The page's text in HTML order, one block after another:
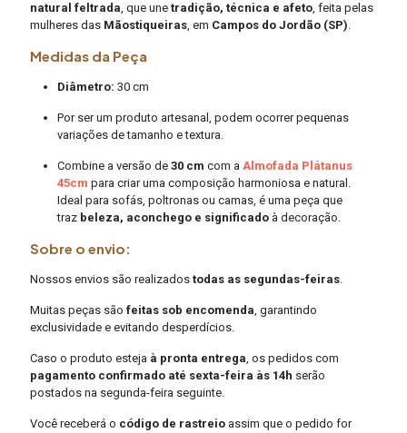
natural feltrada, que une tradição, técnica e afeto, feita pelas
mulheres das Mãostiqueiras, em Campos do Jordão (SP).
Medidas da Peça
Diâmetro: 30 cm
Por ser um produto artesanal, podem ocorrer pequenas
variações de tamanho e textura.
Combine a versão de 30 cm com a Almofada Plátanus
45cm para criar uma composição harmoniosa e natural.
Ideal para sofás, poltronas ou camas, é uma peça que
traz beleza, aconchego e significado à decoração.
Sobre o envio:
Nossos envios são realizados todas as segundas-feiras.
Muitas peças são feitas sob encomenda, garantindo
exclusividade e evitando desperdícios.
Caso o produto esteja à pronta entrega, os pedidos com
pagamento confirmado até sexta-feira às 14h serão
postados na segunda-feira seguinte.
Você receberá o código de rastreio assim que o pedido for